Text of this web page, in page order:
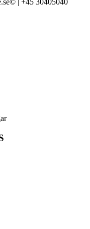
| +45 30405040